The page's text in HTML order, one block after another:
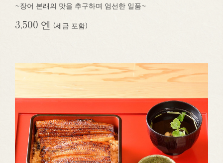
~장어 본래의 맛을 추구하며 엄선한 일품~
3,500 엔 (세금 포함)